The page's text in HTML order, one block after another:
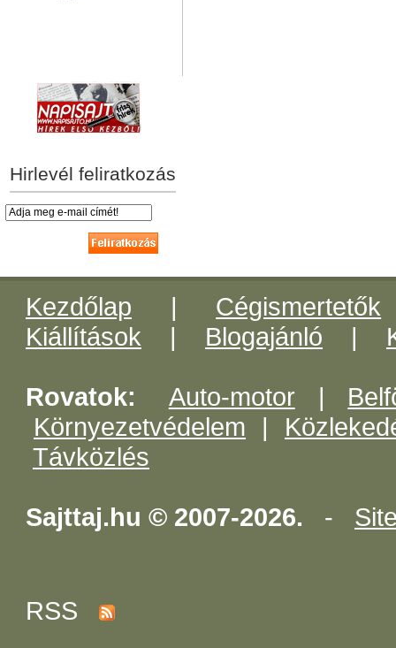
Hirlevél feliratkozás
Kezdőlap | Cégismertetők
Kiállítások | Blogajánló |
Rovatok: Auto-motor|
Környezetvédelem |
Távközlés
Sajttaj.hu © 2007-2026. -
RSS